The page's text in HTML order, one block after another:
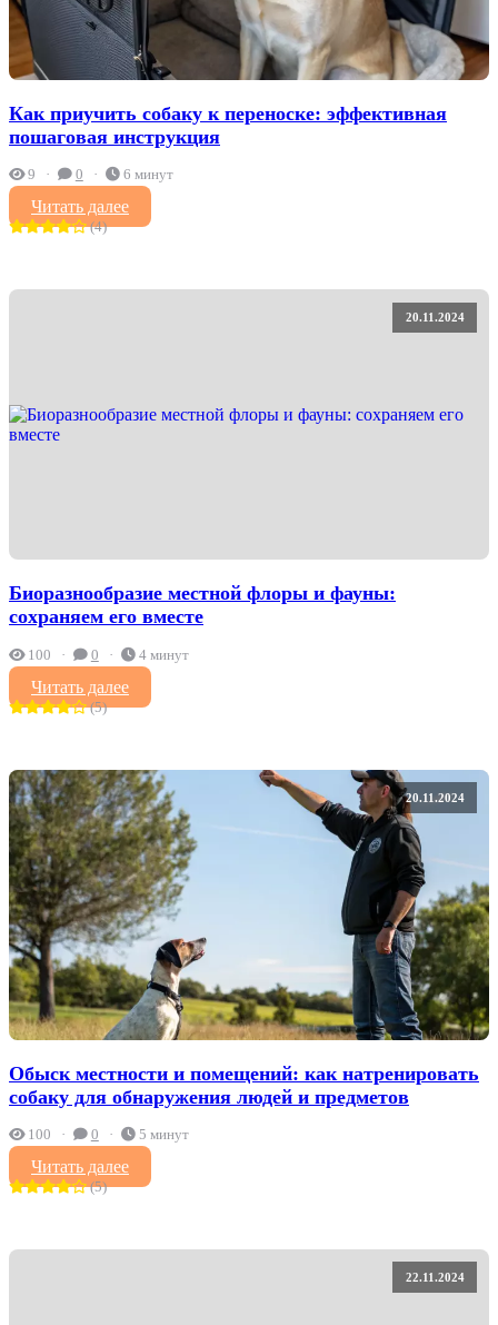
Как приучить собаку к переноске: эффективная
пошаговая инструкция
9 0 6 минут
Читать далее
(4)
20.11.2024
Биоразнообразие местной флоры и фауны:
сохраняем его вместе
100 0 4 минут
Читать далее
(5)
20.11.2024
Обыск местности и помещений: как натренировать
собаку для обнаружения людей и предметов
100 0 5 минут
Читать далее
(5)
22.11.2024